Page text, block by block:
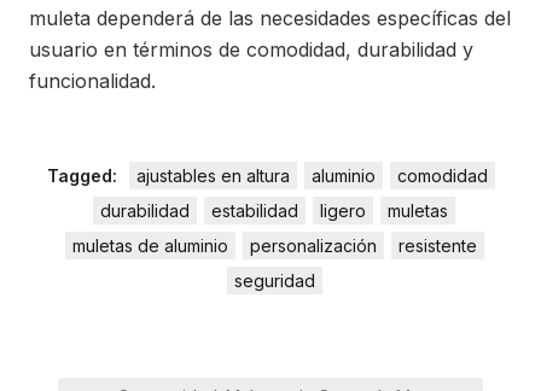
muleta dependerá de las necesidades específicas del
usuario en términos de comodidad, durabilidad y
funcionalidad.
Tagged: ajustables en altura aluminio
comodidad
durabilidad
estabilidad ligero
muletas
muletas de aluminio
personalización
resistente
seguridad